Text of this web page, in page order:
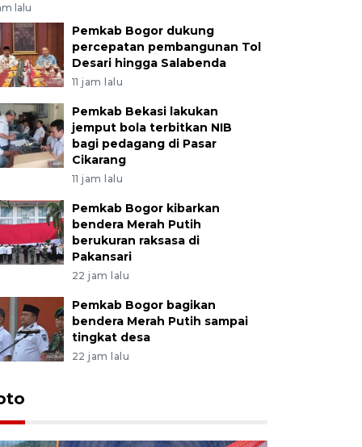
lalu
Pemkab Bogor dukung
percepatan pembangunan Tol
Desari hingga Salabenda
11 jam lalu
Pemkab Bekasi lakukan
jemput bola terbitkan NIB
bagi pedagang di Pasar
Cikarang
11 jam lalu
Pemkab Bogor kibarkan
bendera Merah Putih
berukuran raksasa di
Pakansari
22 jam lalu
Pemkab Bogor bagikan
bendera Merah Putih sampai
tingkat desa
22 jam lalu